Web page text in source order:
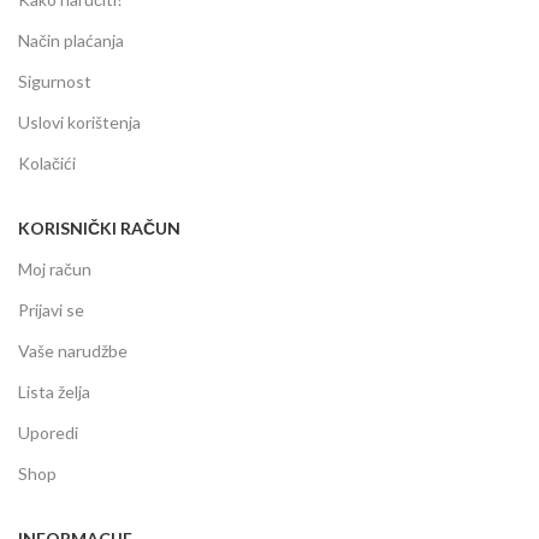
Način plaćanja
Sigurnost
Uslovi korištenja
Kolačići
KORISNIČKI RAČUN
Moj račun
Prijavi se
Vaše narudžbe
Lista želja
Uporedi
Shop